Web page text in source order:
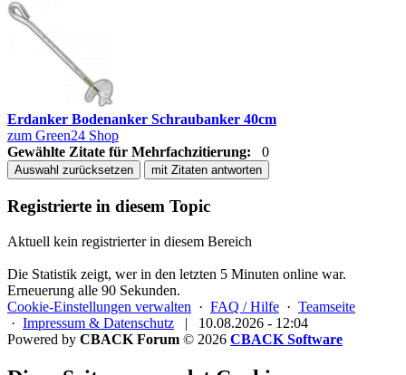
Erdanker Bodenanker Schraubanker 40cm
zum Green24 Shop
Gewählte Zitate für Mehrfachzitierung:
0
Auswahl zurücksetzen mit Zitaten antworten
Registrierte in diesem Topic
Aktuell kein registrierter in diesem Bereich
Die Statistik zeigt, wer in den letzten 5 Minuten online war.
Erneuerung alle 90 Sekunden.
Cookie-Einstellungen verwalten · FAQ / Hilfe · Teamseite
· Impressum & Datenschutz |
10.08.2026 - 12:04
Powered by CBACK Forum © 2026 CBACK Software